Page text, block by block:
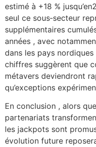
estimé à +18 %
seul ce sous‑secteur
supplémentaires
années , avec
dans les pays
chiffres suggèrent que
métavers deviendront
qu’exceptions
En conclusion , alors
partenariats
les jackpots sont
évolution future